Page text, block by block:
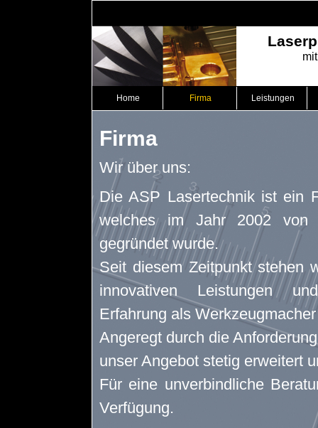
Home Firma Leistungen
Firma
Wir über uns:
Die ASP Lasertechnik ist ein
welches im Jahr 2002 von
gegründet wurde.
Seit diesem Zeitpunkt stehen
innovativen Leistungen
Erfahrung als
Angeregt durch die
unser Angebot stetig erweitert
Für eine unverbindliche
Verfügung.